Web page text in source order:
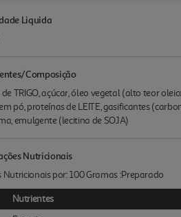
Liquida
Composição
TRIGO, açúcar, óleo vegetal (alto teor
pó, proteínas de LEITE, gasificantes
emulgente (lecitina de SOJA)
Nutricionais
Nutricionais por: 100 Gramas :Preparado
Nutrientes